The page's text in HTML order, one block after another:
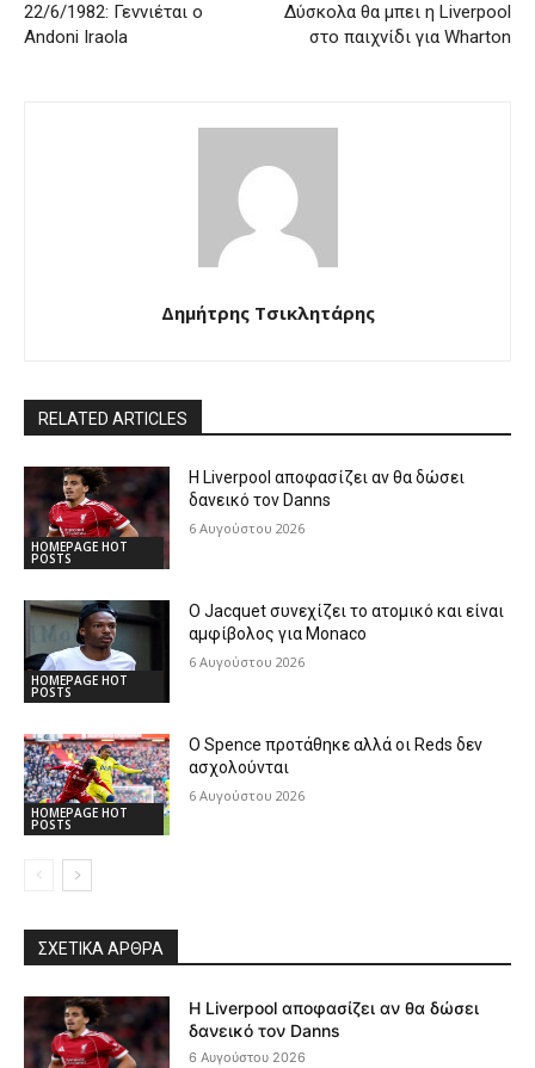
22/6/1982: Γεννιέται ο
Andoni Iraola
Δύσκολα θα μπει η Liverpool
στο παιχνίδι για Wharton
Δημήτρης Τσικλητάρης
RELATED ARTICLES
HOMEPAGE HOT
POSTS
Η Liverpool αποφασίζει αν θα δώσει
δανεικό τον Danns
6 Αυγούστου 2026
HOMEPAGE HOT
POSTS
Ο Jacquet συνεχίζει το ατομικό και είναι
αμφίβολος για Monaco
6 Αυγούστου 2026
HOMEPAGE HOT
POSTS
Ο Spence προτάθηκε αλλά οι Reds δεν
ασχολούνται
6 Αυγούστου 2026
ΣΧΕΤΙΚΆ ΆΡΘΡΑ
Η Liverpool αποφασίζει αν θα δώσει
δανεικό τον Danns
6 Αυγούστου 2026